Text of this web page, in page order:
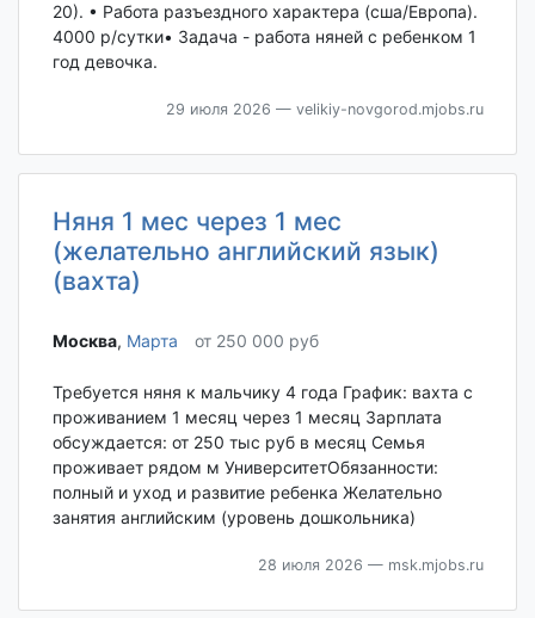
20). • Работа разъездного характера (сша/Европа).
4000 р/сутки• Задача - работа няней с ребенком 1
год девочка.
29 июля 2026 — velikiy-novgorod.mjobs.ru
Няня 1 мес через 1 мес
(желательно английский язык)
(вахта)
Москва‎, Марта от 250 000 руб
Требуется няня к мальчику 4 года График: вахта с
проживанием 1 месяц через 1 месяц Зарплата
обсуждается: от 250 тыс руб в месяц Семья
проживает рядом м УниверситетОбязанности:
полный и уход и развитие ребенка Желательно
занятия английским (уровень дошкольника)
28 июля 2026 — msk.mjobs.ru